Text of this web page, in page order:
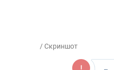
/ Скриншот